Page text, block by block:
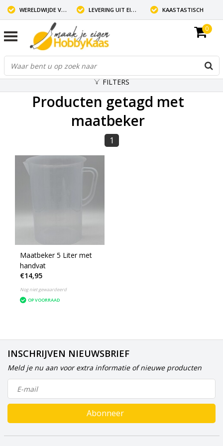
WERELDWIJDE VERZENDING LEVERING UIT EIGEN VOORRAAD KAASTASTISCH
0
FILTERS
Producten getagd met
maatbeker
1
Maatbeker 5 Liter met
handvat
€14,95
Nog niet gewaardeerd
OP VOORRAAD
INSCHRIJVEN NIEUWSBRIEF
Meld je nu aan voor extra informatie of nieuwe producten
Abonneer